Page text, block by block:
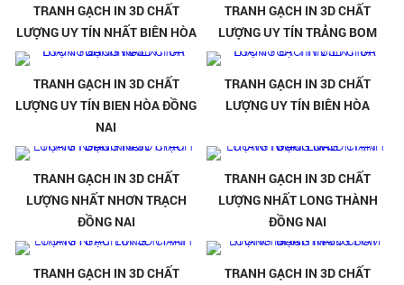
TRANH GẠCH IN 3D CHẤT
LƯỢNG UY TÍN NHẤT BIÊN HÒA
TRANH GẠCH IN 3D CHẤT
LƯỢNG UY TÍN TRẢNG BOM
TRANH GẠCH IN 3D CHẤT
LƯỢNG UY TÍN BIEN HÒA ĐỒNG
NAI
TRANH GẠCH IN 3D CHẤT
LƯỢNG UY TÍN BIÊN HÒA
TRANH GẠCH IN 3D CHẤT
LƯỢNG NHẤT NHƠN TRẠCH
ĐỒNG NAI
TRANH GẠCH IN 3D CHẤT
LƯỢNG NHẤT LONG THÀNH
ĐỒNG NAI
TRANH GẠCH IN 3D CHẤT
TRANH GẠCH IN 3D CHẤT